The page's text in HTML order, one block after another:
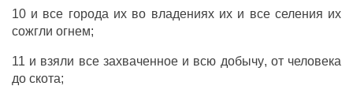
10 и все города их во владенияхих и все селения их
сожгли огнем;
11 и взяли все захваченноеи всю добычу, от человека
до скота;